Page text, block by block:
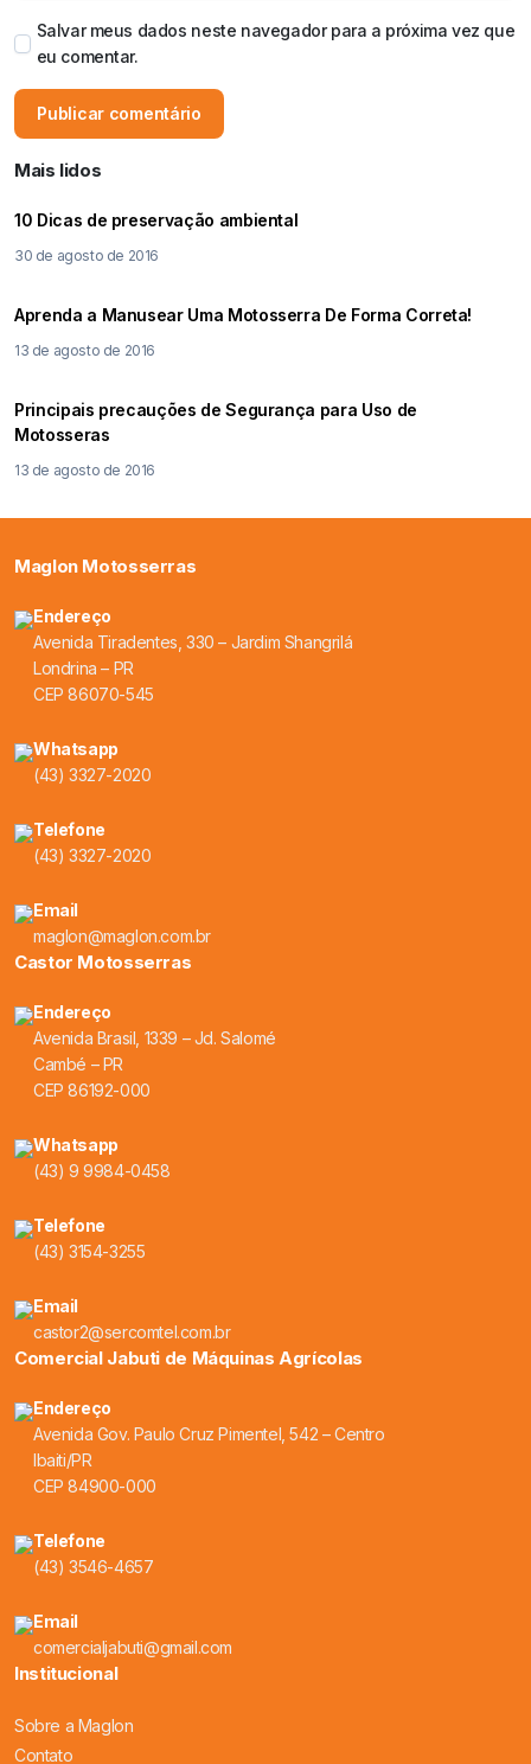
Salvar meus dados neste navegador para a próxima vez que
eu comentar.
Mais lidos
10 Dicas de preservação ambiental
30 de agosto de 2016
Aprenda a Manusear Uma Motosserra De Forma Correta!
13 de agosto de 2016
Principais precauções de Segurança para Uso de
Motosseras
13 de agosto de 2016
Maglon Motosserras
Endereço
Avenida Tiradentes, 330 – Jardim Shangrilá
Londrina – PR
CEP 86070-545
Whatsapp
(43) 3327-2020
Telefone
(43) 3327-2020
Email
maglon@maglon.com.br
Castor Motosserras
Endereço
Avenida Brasil, 1339 – Jd. Salomé
Cambé – PR
CEP 86192-000
Whatsapp
(43) 9 9984-0458
Telefone
(43) 3154-3255
Email
castor2@sercomtel.com.br
Comercial Jabuti de Máquinas Agrícolas
Endereço
Avenida Gov. Paulo Cruz Pimentel, 542 – Centro
Ibaiti/PR
CEP 84900-000
Telefone
(43) 3546-4657
Email
comercialjabuti@gmail.com
Institucional
Sobre a Maglon
Contato